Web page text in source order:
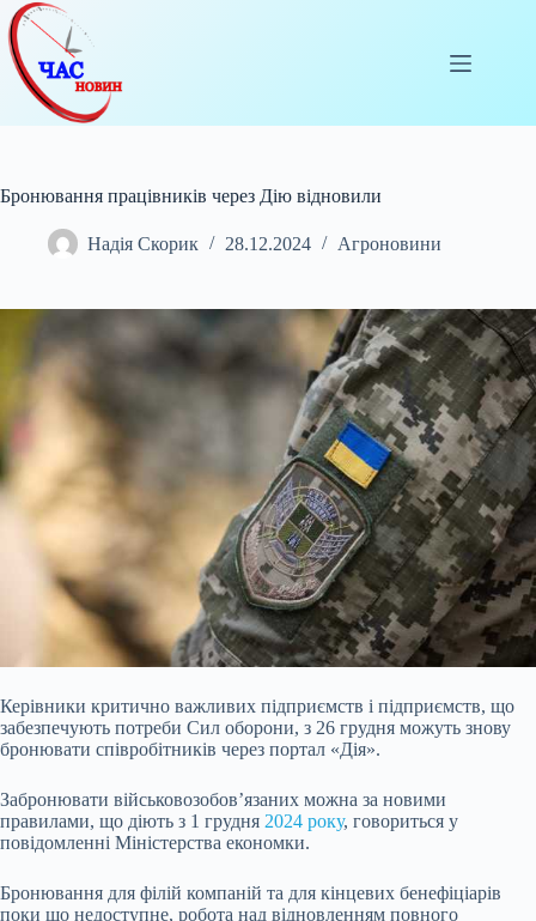
Перейти
до
вмісту
Бронювання працівників через Дію відновили
Надія Скорик 28.12.2024 Агроновини
Керівники критично важливих підприємств і підприємств, що
забезпечують потреби Сил оборони, з 26 грудня можуть знову
бронювати співробітників через портал «Дія».
Забронювати військовозобов’язаних можна за новими
правилами, що діють з 1 грудня 2024 року, говориться у
повідомленні Міністерства економки.
Бронювання для філій компаній та для кінцевих бенефіціарів
поки що недоступне, робота над відновленням повного